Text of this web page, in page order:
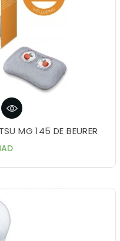
MG 145 DE BEURER
Prix